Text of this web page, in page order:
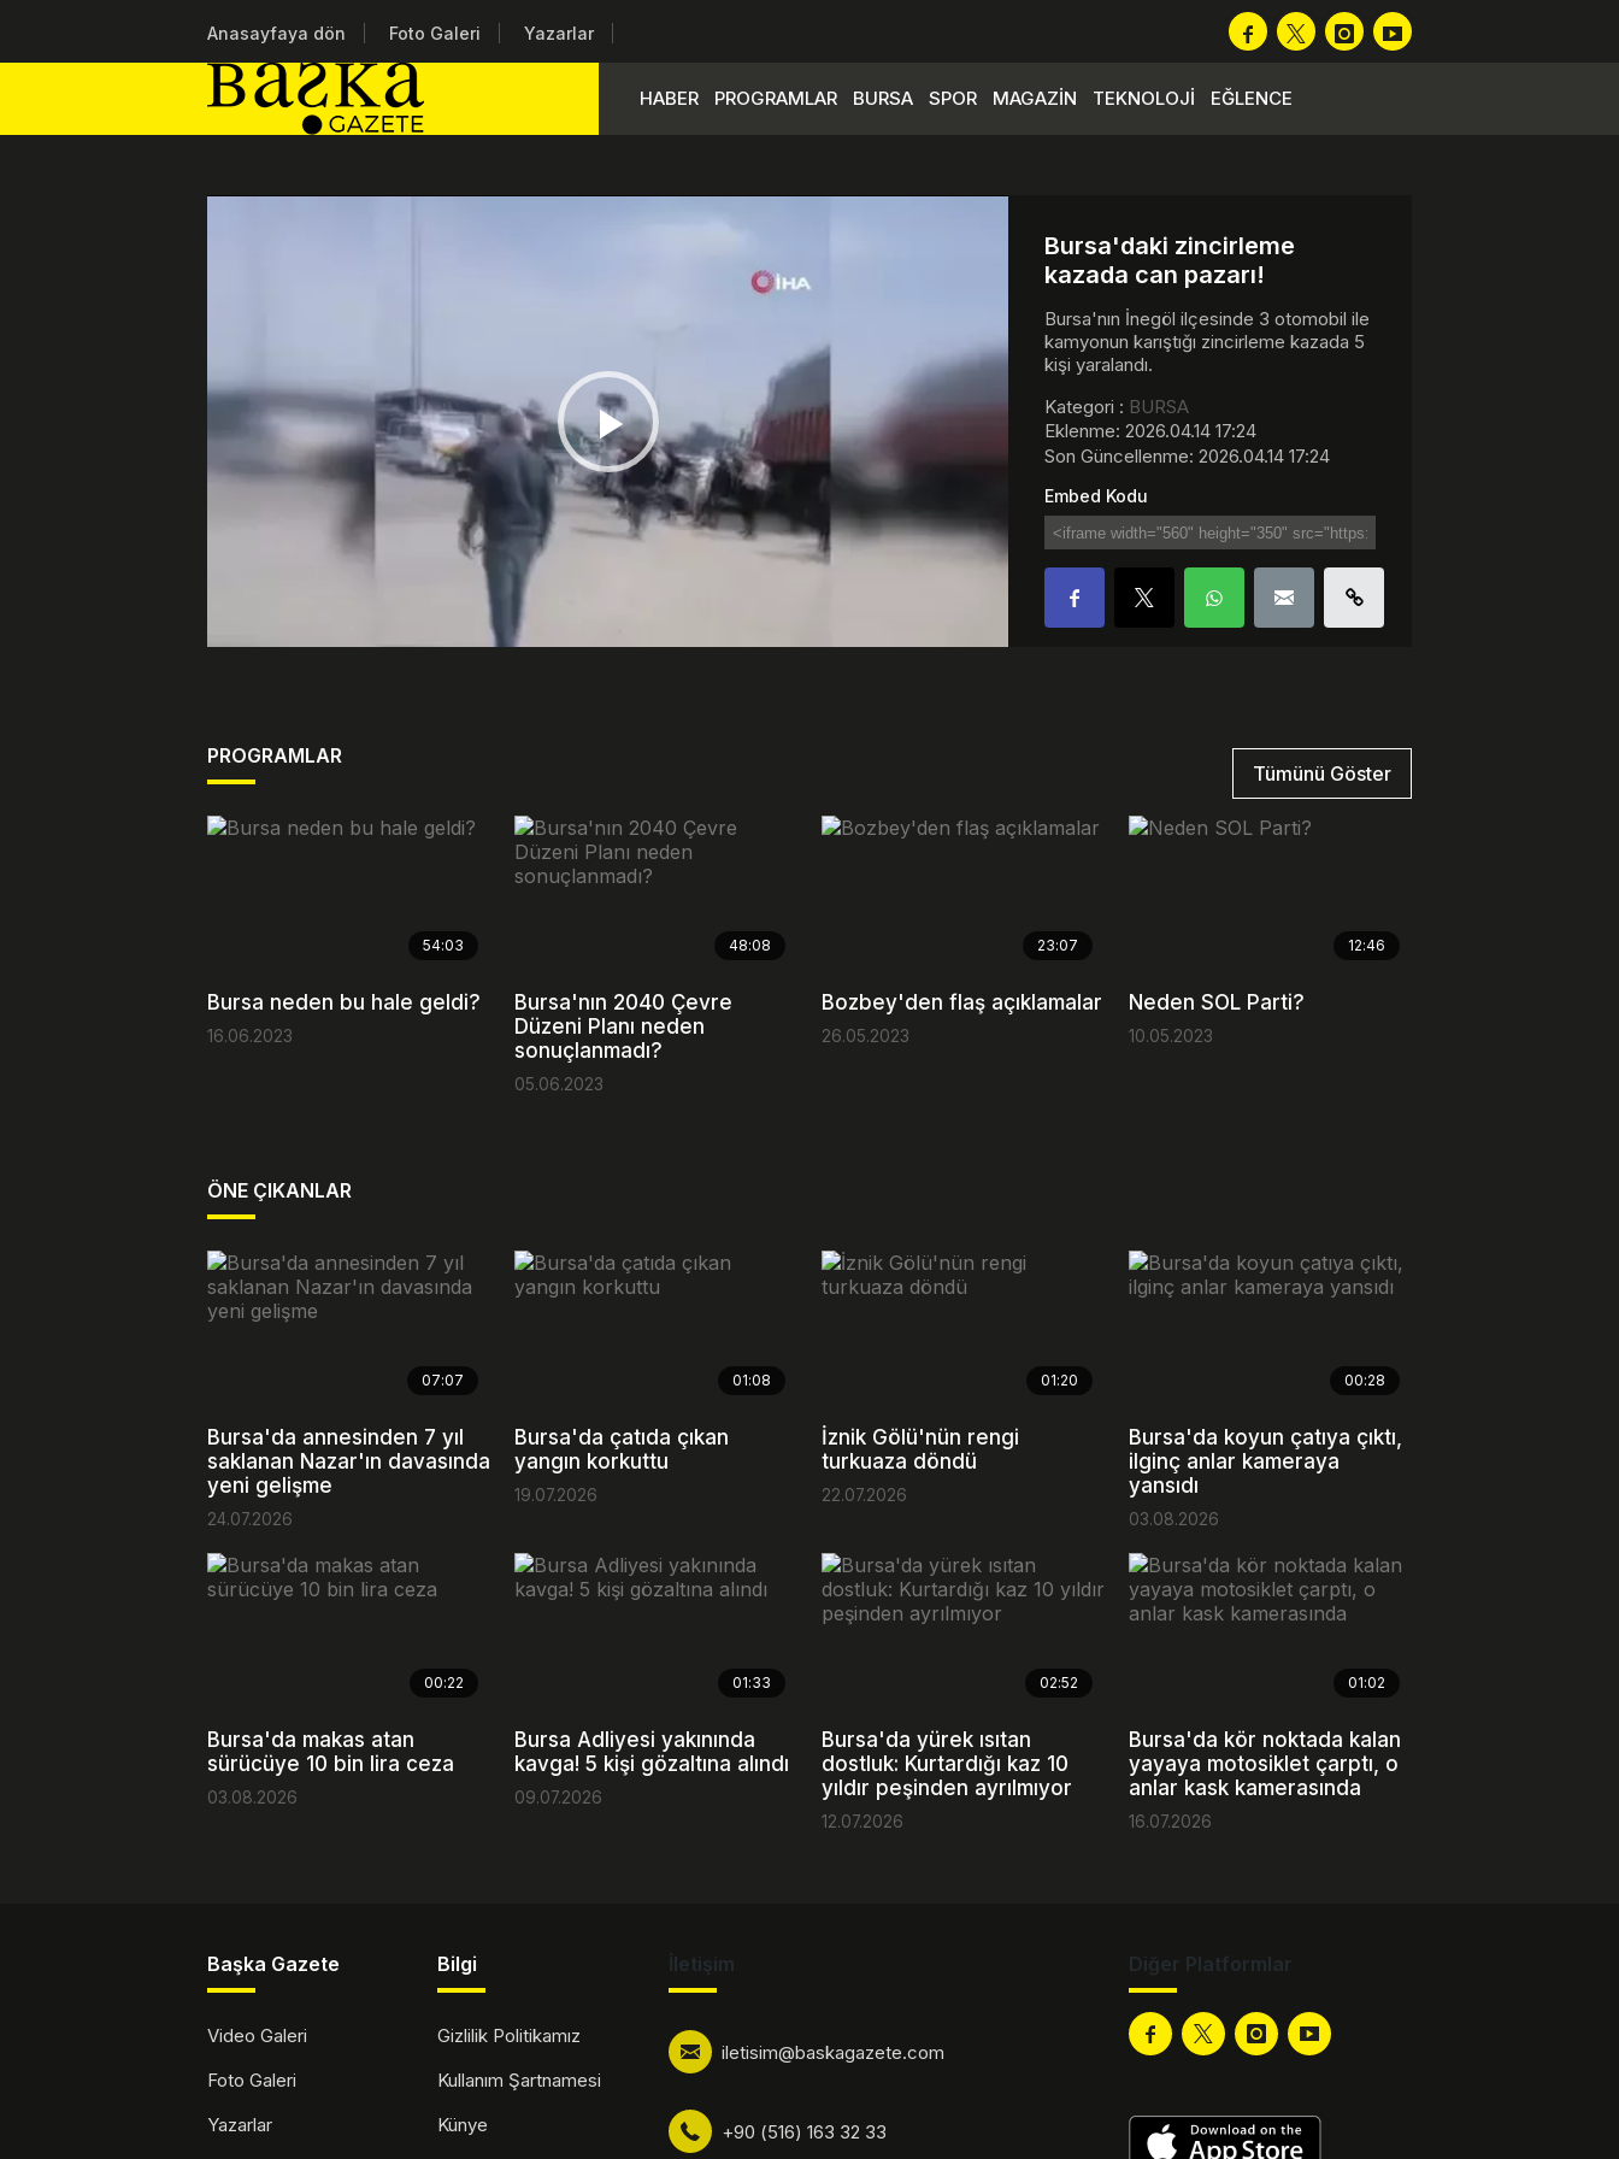
Anasayfaya dön Foto Galeri Yazarlar
HABER PROGRAMLAR BURSA SPOR MAGAZİN TEKNOLOJİ EĞLENCE
Play
Bursa'daki zincirleme
kazada can pazarı!
Bursa'nın İnegöl ilçesinde 3 otomobil ile
kamyonun karıştığı zincirleme kazada 5
kişi yaralandı.
Kategori : BURSA
Eklenme: 2026.04.14 17:24
Son Güncellenme: 2026.04.14 17:24
Embed Kodu
PROGRAMLAR
Tümünü Göster
54:03
Bursa neden bu hale geldi?
16.06.2023
48:08
Bursa'nın 2040 Çevre
Düzeni Planı neden
sonuçlanmadı?
05.06.2023
23:07
Bozbey'den flaş açıklamalar
26.05.2023
12:46
Neden SOL Parti?
10.05.2023
ÖNE ÇIKANLAR
07:07
Bursa'da annesinden 7 yıl
saklanan Nazar'ın davasında
yeni gelişme
24.07.2026
01:08
Bursa'da çatıda çıkan
yangın korkuttu
19.07.2026
01:20
İznik Gölü'nün rengi
turkuaza döndü
22.07.2026
00:28
Bursa'da koyun çatıya çıktı,
ilginç anlar kameraya
yansıdı
03.08.2026
00:22
Bursa'da makas atan
sürücüye 10 bin lira ceza
03.08.2026
01:33
Bursa Adliyesi yakınında
kavga! 5 kişi gözaltına alındı
09.07.2026
02:52
Bursa'da yürek ısıtan
dostluk: Kurtardığı kaz 10
yıldır peşinden ayrılmıyor
12.07.2026
01:02
Bursa'da kör noktada kalan
yayaya motosiklet çarptı, o
anlar kask kamerasında
16.07.2026
Başka Gazete
Video Galeri
Foto Galeri
Yazarlar
Bilgi
Gizlilik Politikamız
Kullanım Şartnamesi
Künye
İletişim
iletisim@baskagazete.com
+90 (516) 163 32 33
Diğer Platformlar